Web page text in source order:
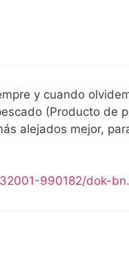
y cuando
(Producto de
alejados mejor,
990182/dok-